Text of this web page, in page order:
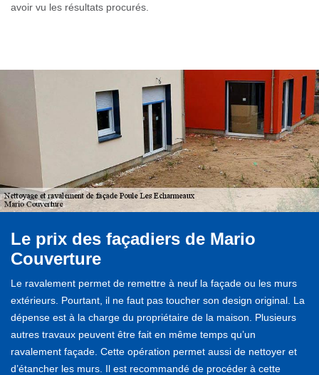
avoir vu les résultats procurés.
Le prix des façadiers de Mario
Couverture
Le ravalement permet de remettre à neuf la façade ou les murs
extérieurs. Pourtant, il ne faut pas toucher son design original. La
dépense est à la charge du propriétaire de la maison. Plusieurs
autres travaux peuvent être fait en même temps qu’un
ravalement façade. Cette opération permet aussi de nettoyer et
d’étancher les murs. Il est recommandé de procéder à cette